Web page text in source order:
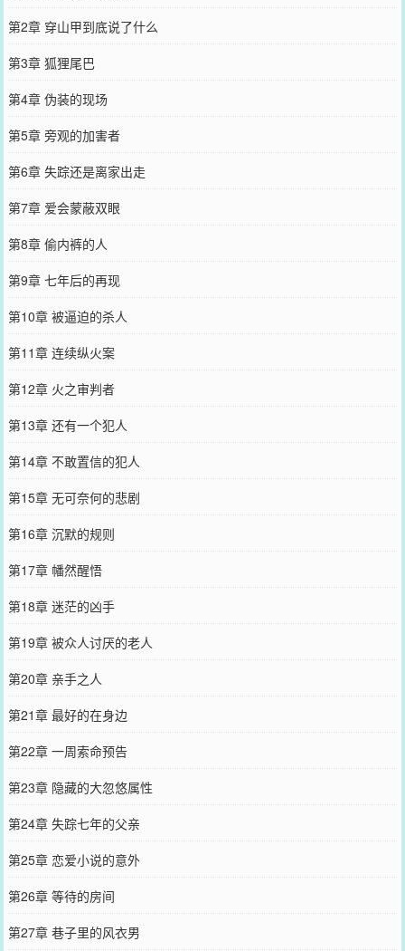
第2章 穿山甲到底说了什么
第3章 狐狸尾巴
第4章 伪装的现场
第5章 旁观的加害者
第6章 失踪还是离家出走
第7章 爱会蒙蔽双眼
第8章 偷内裤的人
第9章 七年后的再现
第10章 被逼迫的杀人
第11章 连续纵火案
第12章 火之审判者
第13章 还有一个犯人
第14章 不敢置信的犯人
第15章 无可奈何的悲剧
第16章 沉默的规则
第17章 幡然醒悟
第18章 迷茫的凶手
第19章 被众人讨厌的老人
第20章 亲手之人
第21章 最好的在身边
第22章 一周索命预告
第23章 隐藏的大忽悠属性
第24章 失踪七年的父亲
第25章 恋爱小说的意外
第26章 等待的房间
第27章 巷子里的风衣男